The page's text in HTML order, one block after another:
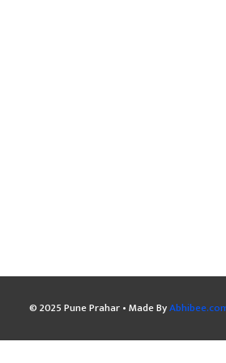
© 2025 Pune Prahar • Made By